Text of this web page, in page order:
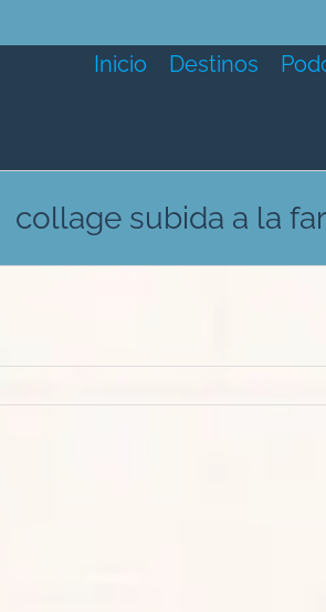
Inicio Destinos
collage subida a la